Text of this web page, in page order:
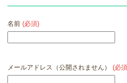
名前 (必須)
メールアドレス（公開されません） (必